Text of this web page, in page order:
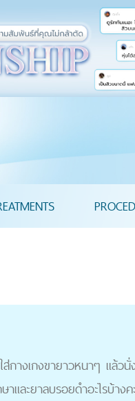
ส่กางเกงขายาวหนาๆ แ
และยาลบรอยดำอะไรบ้างค